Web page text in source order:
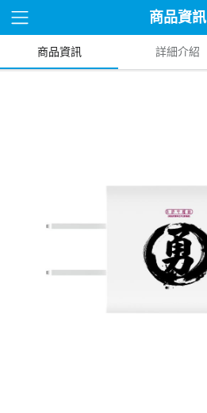
商品資訊
商品資訊 詳細介紹